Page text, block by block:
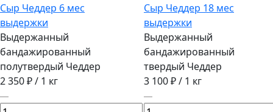
Сыр Чеддер 6 мес
выдержки
Выдержанный
бандажированный
полутвердый Чеддер
2 350 ₽/ 1 кг
Сыр Чеддер 18 мес
выдержки
Выдержанный
бандажированный
твердый Чеддер
3 100 ₽/ 1 кг